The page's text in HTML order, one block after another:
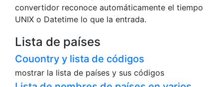
convertidor reconoce automáticamente el tiempo
UNIX o Datetime lo que la entrada.
Lista de países
Couontry y lista de códigos
mostrar la lista de países y sus códigos